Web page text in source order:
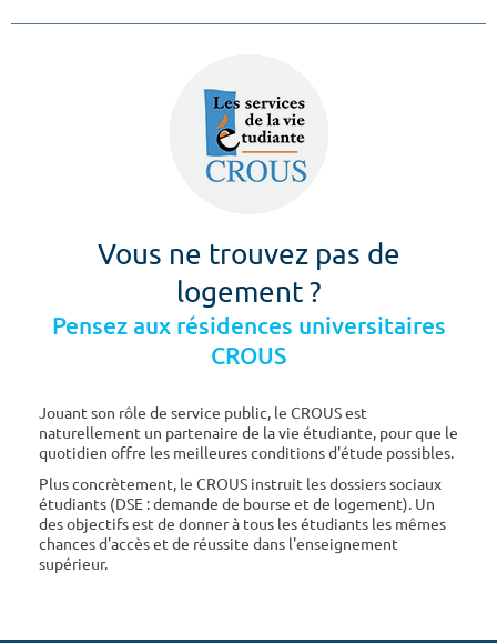
Vous ne trouvez pas de
logement ?
Pensez aux résidences universitaires
CROUS
Jouant son rôle de service public, le CROUS est
naturellement un partenaire de la vie étudiante, pour que le
quotidien offre les meilleures conditions d'étude possibles.
Plus concrètement, le CROUS instruit les dossiers sociaux
étudiants (DSE : demande de bourse et de logement). Un
des objectifs est de donner à tous les étudiants les mêmes
chances d'accès et de réussite dans l'enseignement
supérieur.